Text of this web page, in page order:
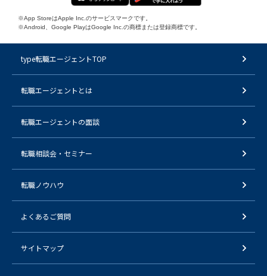
※App StoreはApple Inc.のサービスマークです。
※Android、Google PlayはGoogle Inc.の商標または登録商標です。
type転職エージェントTOP
転職エージェントとは
転職エージェントの面談
転職相談会・セミナー
転職ノウハウ
よくあるご質問
サイトマップ